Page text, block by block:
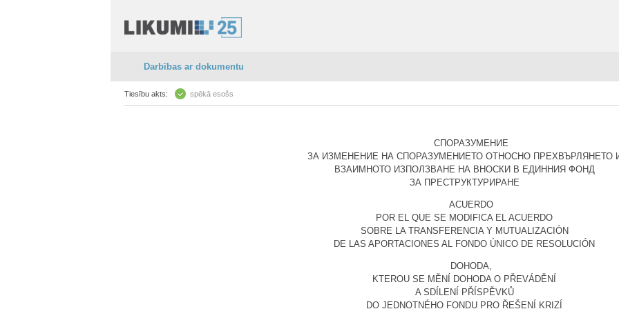
Darbības ar dokumentu
Tiesību akts: spēkā esošs
СПОРАЗУМЕНИЕ
ЗА ИЗМЕНЕНИЕ НА СПОРАЗУМЕНИЕТО ОТНОСНО ПРЕХВЪРЛЯНЕТО
ВЗАИМНОТО ИЗПОЛЗВАНЕ НА ВНОСКИ В ЕДИННИЯ ФОНД
ЗА ПРЕСТРУКТУРИРАНЕ
ACUERDO
POR EL QUE SE MODIFICA EL ACUERDO
SOBRE LA TRANSFERENCIA Y MUTUALIZACIÓN
DE LAS APORTACIONES AL FONDO ÚNICO DE RESOLUCIÓN
DOHODA,
KTEROU SE MĚNÍ DOHODA O PŘEVÁDĚNÍ
A SDÍLENÍ PŘÍSPĚVKŮ
DO JEDNOTNÉHO FONDU PRO ŘEŠENÍ KRIZÍ